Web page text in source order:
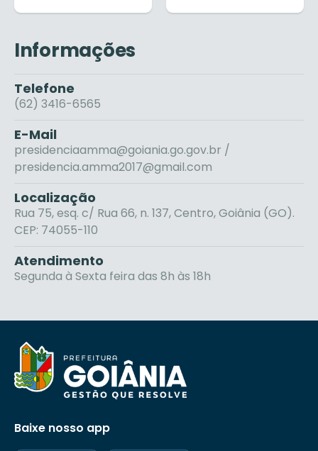
Informações
Telefone
(62) 3416-6565
E-Mail
presidenciaamma@goiania.go.gov.br /
presidencia.amma2017@gmail.com
Localização
Rua 75, esq. c/ Rua 66, n. 137, Centro, Goiânia (GO).
CEP: 74055-110
Atendimento
Segunda à Sexta feira das 8h às 18h
Baixe nosso app